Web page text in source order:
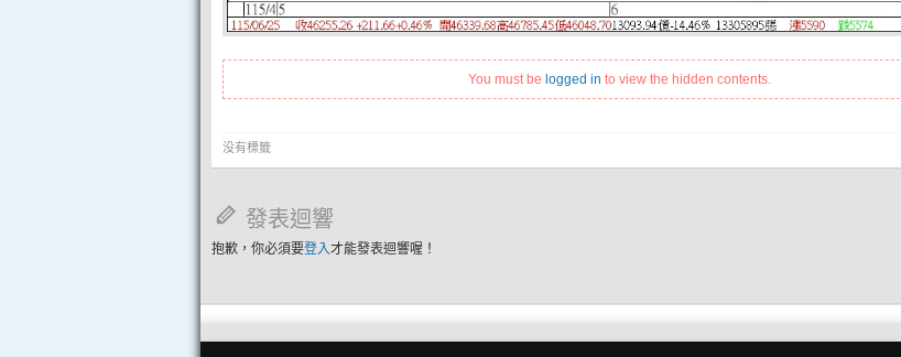
You must be logged in to view the hidden contents.
没有標籤
發表迴響
抱歉，你必須要登入才能發表迴響喔！